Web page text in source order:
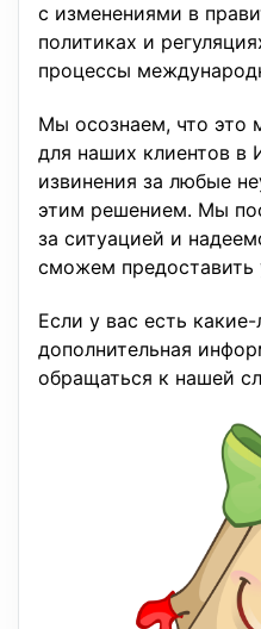
с изменениями в
политиках и
процессы
Мы осознаем, что это
для наших клиентов в
извинения за любые
этим решением. Мы
за ситуацией и
сможем предоставить
Если у вас есть
дополнительная
обращаться к нашей